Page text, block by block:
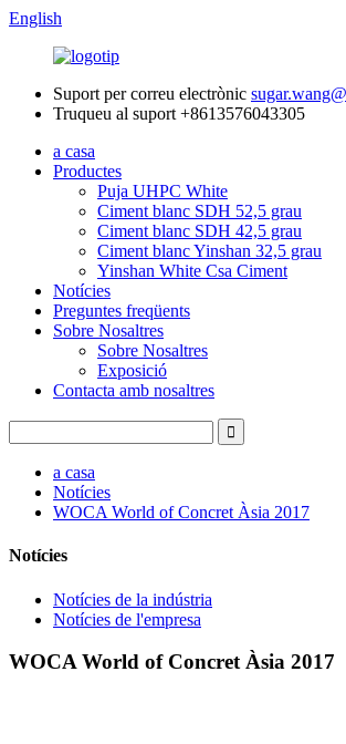
English
Suport per correu electrònic
Truqueu al suport +8613576043305
a casa
Productes
Puja UHPC White
Ciment blanc SDH 52,5 grau
Ciment blanc SDH 42,5 grau
Ciment blanc Yinshan 32,5 grau
Yinshan White Csa Ciment
Notícies
Preguntes freqüents
Sobre Nosaltres
Sobre Nosaltres
Exposició
Contacta amb nosaltres
a casa
Notícies
WOCA World of Concret Àsia 2017
Notícies
Notícies de la indústria
Notícies de l'empresa
WOCA World of Concret Àsia 2017